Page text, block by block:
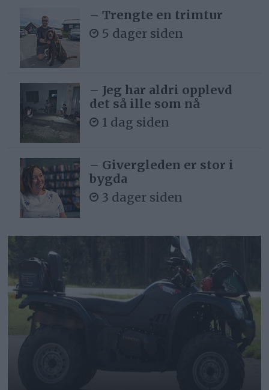
– Trengte en trimtur
5 dager siden
– Jeg har aldri opplevd
det så ille som nå
1 dag siden
– Givergleden er stor i
bygda
3 dager siden